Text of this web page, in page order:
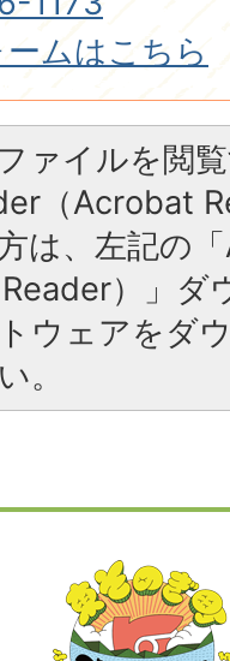
ムはこちら
ァイルを閲
（Acrobat
は、左記の
）」ダ
ウェアをダ
。